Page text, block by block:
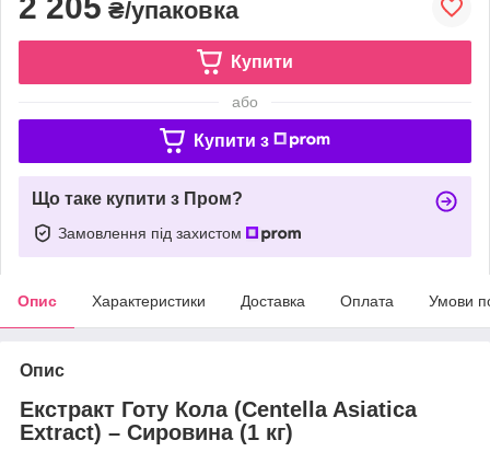
₴/упаковка
Купити
або
Купити з
Що таке купити з Пром?
Замовлення під захистом
Опис Характеристики Доставка Оплата Умови
Опис
Екстракт Готу Кола (Centella Asiatica
Extract) – Сировина (1 кг)